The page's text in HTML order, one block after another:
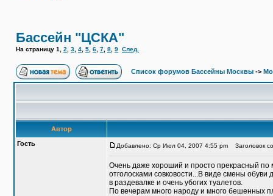
Бассейн "ЦСКА"
На страницу 1 2 3 4 5 6 7 8 9 След.
Список форумов Бассейны Москвы ->
Автор
Гость
Добавлено: Ср Июл 04, 2007 4:55 pm Заголовок
Очень даже хороший и просто прекрасный по
отголосками совковости...В виде смены
в раздевалке и очень убогих туалетов.
По вечерам много народу и много бешенных